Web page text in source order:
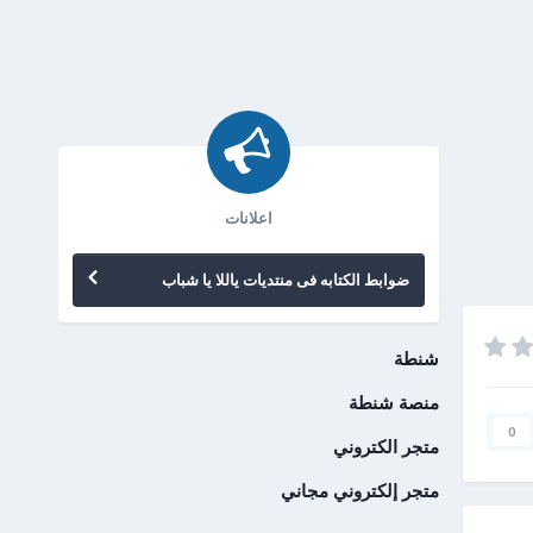
0
اعلانات
ضوابط الكتابه فى منتديات ياللا يا شباب
شنطة
منصة شنطة
متجر الكتروني
متجر إلكتروني مجاني